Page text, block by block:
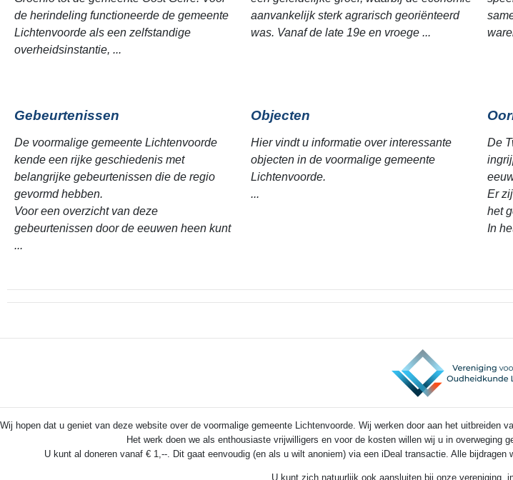
de herindeling functioneerde de gemeente
Lichtenvoorde als een zelfstandige
overheidsinstantie, ...
aanvankelijk sterk agrarisch georiënteerd
was. Vanaf de late 19e en vroege ...
Gebeurtenissen
De voormalige gemeente Lichtenvoorde
kende een rijke geschiedenis met
belangrijke gebeurtenissen die de regio
gevormd hebben.
Voor een overzicht van deze
gebeurtenissen door de eeuwen heen kunt
...
Objecten
Hier vindt u informatie over interessante
objecten in de voormalige gemeente
Lichtenvoorde.
...
De
Er
het
In
Wij hopen dat u geniet van deze website over de voormalige gemeente Lichtenvoorde. Wij werken door aan het
Het werk doen we als enthousiaste vrijwilligers en voor de kosten willen wij u in overweging
U kunt al doneren vanaf € 1,--. Dit gaat eenvoudig (en als u wilt anoniem) via een iDeal transactie. Alle
U kunt zich natuurlijk ook aansluiten bij onze vereniging,